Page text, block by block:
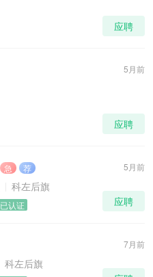
应聘
5月前
应聘
5月前
急 荐
科左后旗
已认证 应聘
7月前
科左后旗